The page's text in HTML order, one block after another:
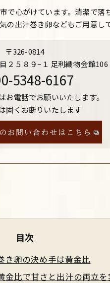
で心がけています。清潔で
の出汁巻き卵などもご用意し
〒326-0814
２５８９−１ 足利織物会館106
5348-6167
電話でお願いいたします。
固くお断りいたします
お問い合わせはこちら
目次
き卵の決め手は黄金比
金比で甘さと出汁の両立を